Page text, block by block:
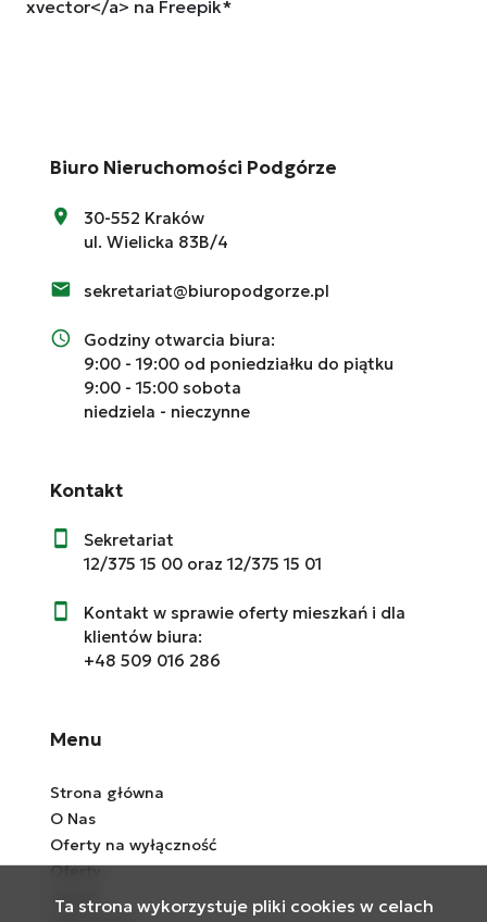
xvector</a> na Freepik*
Biuro Nieruchomości Podgórze
30-552 Kraków
ul. Wielicka 83B/4
sekretariat@biuropodgorze.pl
Godziny otwarcia biura:
9:00 - 19:00 od poniedziałku do piątku
9:00 - 15:00 sobota
niedziela - nieczynne
Kontakt
Sekretariat
12/375 15 00oraz 12/375 15 01
Kontakt w sprawie oferty mieszkań i dla
klientów biura:
+48 509 016 286
Menu
Strona główna
O Nas
Oferty na wyłączność
Oferty
Usługi
Ta strona wykorzystuje pliki cookies w celach